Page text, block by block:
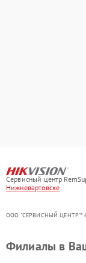
Сервисный центр
Нижневартовске
ООО "СЕРВИСНЫЙ ЦЕНТР"*
Филиалы в